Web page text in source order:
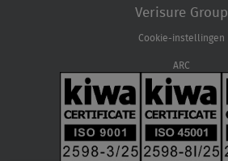
Verisure Group
Cookie-instellingen
ARC